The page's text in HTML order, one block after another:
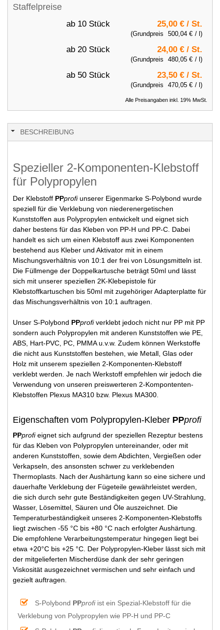
Staffelpreise
ab 10 Stück 25,00 € / St.
(Grundpreis 500,04 € / l)
ab 20 Stück 24,00 € / St.
(Grundpreis 480,05 € / l)
ab 50 Stück 23,50 € / St.
(Grundpreis 470,05 € / l)
Alle Preisangaben inkl. 19% MwSt.
BESCHREIBUNG
Spezieller 2-Komponenten-Klebstoff
für Polypropylen
Der Klebstoff PPprofiunserer Eigenmarke S-Polybond wurde
speziell für die Verklebung von niederenergetischen
Kunststoffen aus Polypropylen entwickelt und eignet sich
daher bestens für das Kleben von PP-H und PP-C. Dabei
handelt es sich um einen Klebstoff aus zwei Komponenten
bestehend aus Kleber und Aktivator mit in einem
Mischungsverhältnis von 10:1 der frei von Lösungsmitteln ist.
Die Füllmenge der Doppelkartusche beträgt 50ml und lässt
sich mit unserer speziellen 2K-Klebepistole für
Klebstoffkartuschen bis 50ml mit zugehöriger Adapterplatte für
das Mischungsverhältnis von 10:1 auftragen.
Unser S-Polybond PPprofiverklebt jedoch nicht nur PP mit PP
sondern auch Polypropylen mit anderen Kunststoffen wie PE,
ABS, Hart-PVC, PC, PMMA u.v.w. Zudem können Werkstoffe
die nicht aus Kunststoffen bestehen, wie Metall, Glas oder
Holz mit unserem speziellen 2-Komponenten-Klebstoff
verklebt werden. Je nach Werkstoff empfehlen wir jedoch die
Verwendung von unseren preiswerteren 2-Kompontenten-
Klebstoffen Plexus MA310 bzw. Plexus MA300.
Eigenschaften vom Polypropylen-Kleber PPprofi
PPprofieignet sich aufgrund der speziellen Rezeptur bestens
für das Kleben von Polypropylen untereinander, oder mit
anderen Kunststoffen, sowie dem Abdichten, Vergießen oder
Verkapseln, des ansonsten schwer zu verklebenden
Thermoplasts. Nach der Aushärtung kann so eine sichere und
dauerhafte Verklebung der Fügeteile gewährleistet werden,
die sich durch sehr gute Beständigkeiten gegen UV-Strahlung,
Wasser, Lösemittel, Säuren und Öle auszeichnet. Die
Temperaturbeständigkeit unseres 2-Komponenten-Klebstoffs
liegt zwischen -55 °C bis +80 °C nach erfolgter Aushärtung.
Die empfohlene Verarbeitungstemperatur hingegen liegt bei
etwa +20°C bis +25 °C. Der Polypropylen-Kleber lässt sich mit
der mitgelieferten Mischerdüse dank der sehr geringen
Viskosität ausgezeichnet vermischen und sehr einfach und
gezielt auftragen.
S-Polybond PPprofiist ein Spezial-Klebstoff für die
Verklebung von Polypropylen wie PP-H und PP-C